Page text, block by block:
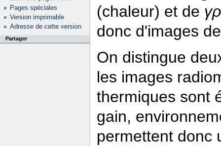
(chaleur) et de
donc d'images
On distingue
les images
thermiques sont
gain,
permettent donc
Pages spéciales
Version imprimable
Adresse de cette version
Partager